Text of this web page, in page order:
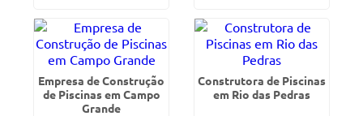
Empresa de Construção
de Piscinas em Campo
Grande
Construtora de Piscinas
em Rio das Pedras